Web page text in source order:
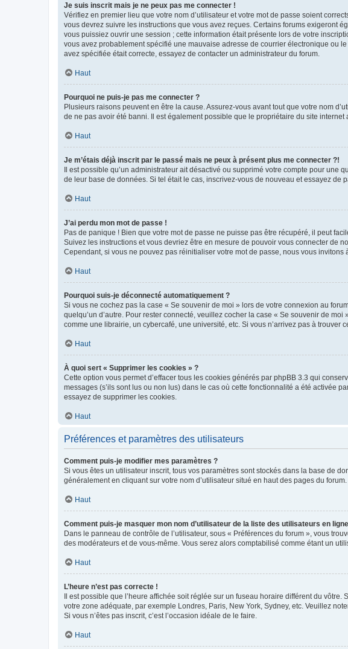
Je suis inscrit mais je ne peux pas me connecter !
Vérifiez en premier lieu que votre nom d’utilisateur et votre mot de passe soient
vous devrez suivre les instructions que vous avez reçues. Certains forums exigeront
vous puissiez ouvrir une session ; cette information était présente lors de votre
vous avez probablement spécifié une mauvaise adresse de courrier électronique ou
avez spécifiée était correcte, essayez de contacter un administrateur du forum.
Haut
Pourquoi ne puis-je pas me connecter ?
Plusieurs raisons peuvent en être la cause. Assurez-vous avant tout que votre nom
de ne pas avoir été banni. Il est également possible que le propriétaire du site
Haut
Je m’étais déjà inscrit par le passé mais ne peux à présent plus me connecter ?!
Il est possible qu’un administrateur ait désactivé ou supprimé votre compte pour
de leur base de données. Si tel était le cas, inscrivez-vous de nouveau et essayez de
Haut
J’ai perdu mon mot de passe !
Pas de panique ! Bien que votre mot de passe ne puisse pas être récupéré, il peut
Suivez les instructions et vous devriez être en mesure de pouvoir vous connecter de
Cependant, si vous ne pouvez pas réinitialiser votre mot de passe, nous vous invitons
Haut
Pourquoi suis-je déconnecté automatiquement ?
Si vous ne cochez pas la case « Se souvenir de moi » lors de votre connexion au
quelqu’un d’autre. Pour rester connecté, veuillez cocher la case « Se souvenir de
comme une librairie, un cybercafé, une université, etc. Si vous n’arrivez pas à trouver
Haut
À quoi sert « Supprimer les cookies » ?
Cette option vous permet d’effacer tous les cookies générés par phpBB 3.3 qui
messages (s’ils sont lus ou non lus) dans le cas où cette fonctionnalité a été activée
essayez de supprimer les cookies.
Haut
Préférences et paramètres des utilisateurs
Comment puis-je modifier mes paramètres ?
Si vous êtes un utilisateur inscrit, tous vos paramètres sont stockés dans la base de
généralement en cliquant sur votre nom d’utilisateur situé en haut des pages du
Haut
Comment puis-je masquer mon nom d’utilisateur de la liste des utilisateurs en
Dans le panneau de contrôle de l’utilisateur, sous « Préférences du forum », vous
des modérateurs et de vous-même. Vous serez alors comptabilisé comme étant un
Haut
L’heure n’est pas correcte !
Il est possible que l’heure affichée soit réglée sur un fuseau horaire différent du
votre zone adéquate, par exemple Londres, Paris, New York, Sydney, etc. Veuillez
Si vous n’êtes pas inscrit, c’est l’occasion idéale de le faire.
Haut